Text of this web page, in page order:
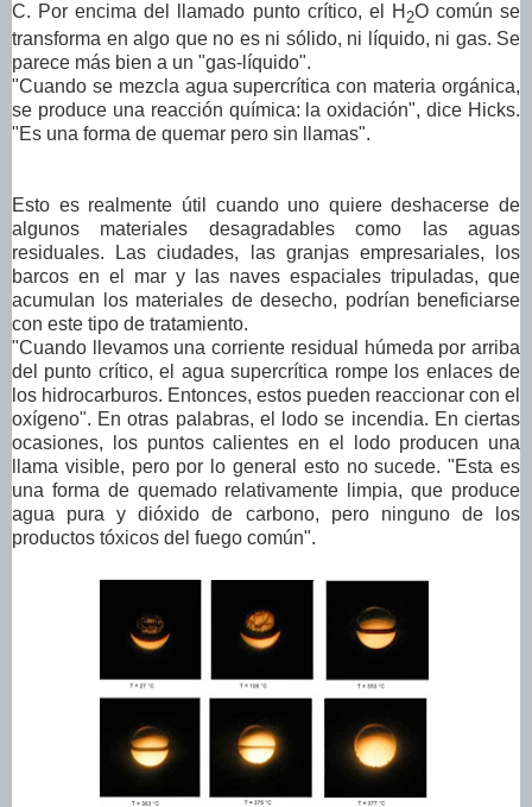
C. Por encima del llamado punto crítico, el H 2O común se
transforma en algo que no es ni sólido, ni líquido, ni gas. Se
parece más bien a un "gas-líquido".
"Cuando se mezcla agua supercrítica con materia orgánica,
se produce una reacción química: la oxidación", dice Hicks.
"Es una forma de quemar pero sin llamas".
Esto es realmente útil cuando uno quiere deshacerse de
algunos materiales desagradables como las aguas
residuales. Las ciudades, las granjas empresariales, los
barcos en el mar y las naves espaciales tripuladas, que
acumulan los materiales de desecho, podrían beneficiarse
con este tipo de tratamiento.
"Cuando llevamos una corriente residual húmeda por arriba
del punto crítico, el agua supercrítica rompe los enlaces de
los hidrocarburos. Entonces, estos pueden reaccionar con el
oxígeno". En otras palabras, el lodo se incendia. En ciertas
ocasiones, los puntos calientes en el lodo producen una
llama visible, pero por lo general esto no sucede. "Esta es
una forma de quemado relativamente limpia, que produce
agua pura y dióxido de carbono, pero ninguno de los
productos tóxicos del fuego común".